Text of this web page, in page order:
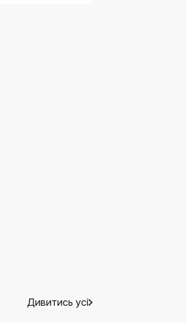
Дивитись усі